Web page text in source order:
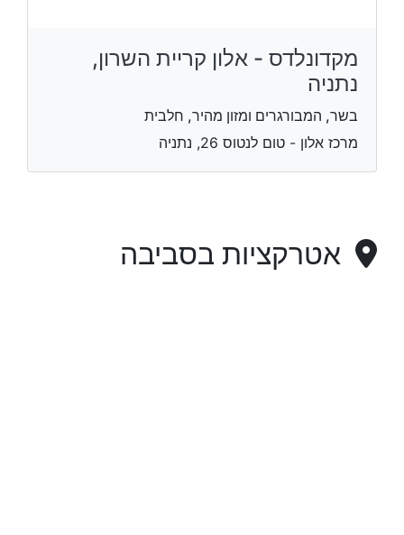
מקדונלדס - אלון קריית השרון,
נתניה
בשר, המבורגרים ומזון מהיר, חלבית
מרכז אלון - טום לנטוס 26, נתניה
אטרקציות בסביבה